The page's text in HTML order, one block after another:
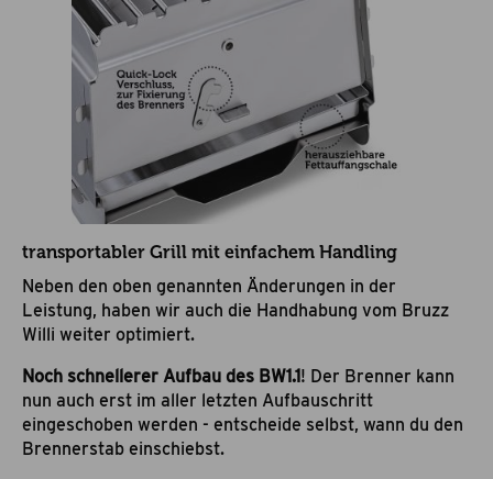
transportabler Grill mit einfachem Handling
Neben den oben genannten Änderungen in der
Leistung, haben wir auch die Handhabung vom Bruzz
Willi weiter optimiert.
Noch schnellerer Aufbau des BW1.1! Der Brenner kann
nun auch erst im aller letzten Aufbauschritt
eingeschoben werden - entscheide selbst, wann du den
Brennerstab einschiebst.